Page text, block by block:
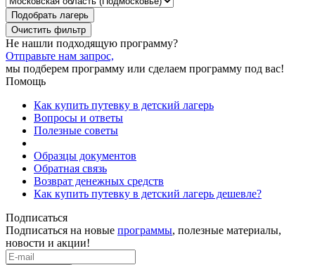
Подобрать лагерь
Не нашли подходящую программу?
Отправьте нам запрос,
мы подберем программу или сделаем программу под вас!
Помощь
Как купить путевку в детский лагерь
Вопросы и ответы
Полезные советы
Образцы документов
Обратная связь
Возврат денежных средств
Как купить путевку в детский лагерь дешевле?
Подписаться
Подписаться на новые программы, полезные материалы,
новости и акции!